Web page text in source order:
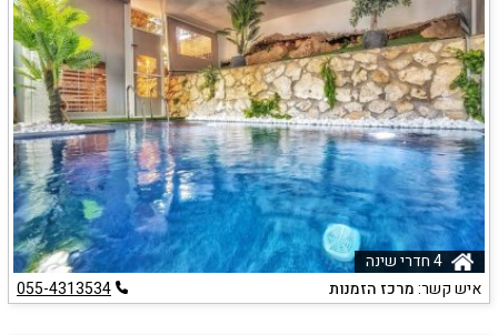
איש קשר:מרכז הזמנות 055-4313534